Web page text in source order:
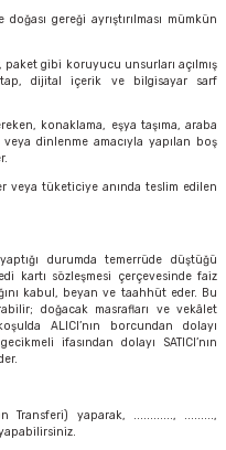
gereği ayrıştırılması mümkün
gibi koruyucu unsurları açılmış
dijital içerik ve bilgisayar sarf
konaklama, eşya taşıma, araba
dinlenme amacıyla yapılan boş
veya tüketiciye anında teslim edilen
durumda temerrüde düştüğü
kartı sözleşmesi çerçevesinde faiz
kabul, beyan ve taahhüt eder. Bu
doğacak masrafları ve vekâlet
ALICI’nın borcundan dolayı
ifasından dolayı SATICI’nın
Transferi) yaparak, ............, .........,